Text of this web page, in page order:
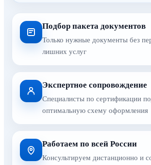
Подбор пакета документов
Только нужные документы без
лишних услуг
Экспертное сопровождение
Специалисты по сертификации
оптимальную схему оформления
Работаем по всей России
Консультируем дистанционно и